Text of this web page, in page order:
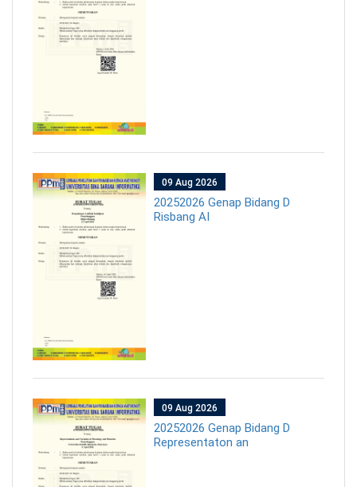
09 Aug 2026
20252026 Genap Bidang D
Risbang AI
09 Aug 2026
20252026 Genap Bidang D
Representaton an